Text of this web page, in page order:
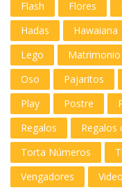
Flash
Flores
Hadas
Hawaiana
Lego
Matrimonio
Oso
Pajaritos
Play
Postre
Regalos
Regalos
Torta Números
Vengadores